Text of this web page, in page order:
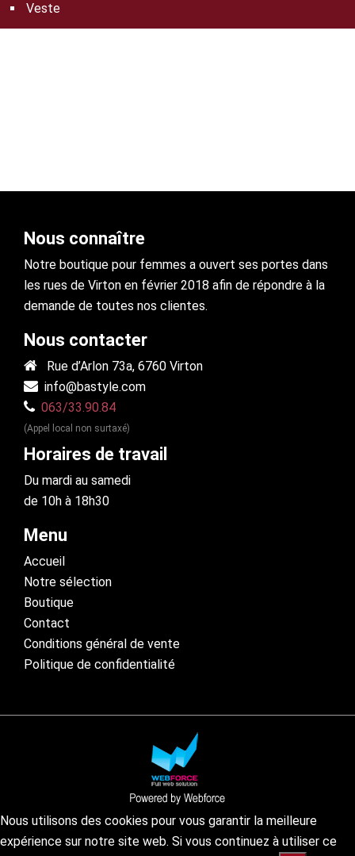
Veste
Nous connaître
Notre boutique pour femmes a ouvert ses portes dans
les rues de Virton en février 2018 afin de répondre à la
demande de toutes nos clientes.
Nous contacter
Rue d’Arlon 73a, 6760 Virton
info@bastyle.com
063/33.90.84
(Appel local non surtaxé)
Horaires de travail
Du mardi au samedi
de 10h à 18h30
Menu
Accueil
Notre sélection
Boutique
Contact
Conditions général de vente
Politique de confidentialité
Nous utilisons des cookies pour vous garantir la meilleure
expérience sur notre site web. Si vous continuez à utiliser ce